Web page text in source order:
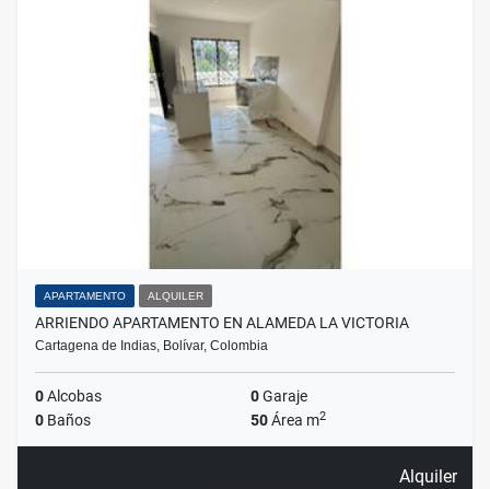
APARTAMENTO ALQUILER
ARRIENDO APARTAMENTO EN ALAMEDA LA VICTORIA
Cartagena de Indias, Bolívar, Colombia
0Alcobas 0Garaje
0 Baños 50Área m2
Alquiler